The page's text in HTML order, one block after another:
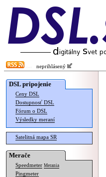
neprihlásený
DSL pripojenie
Ceny DSL
Dostupnosť DSL
Fórum o DSL
Výsledky meraní
Satelitná mapa SR
Merače
Speedmeter Merania
Pingmeter